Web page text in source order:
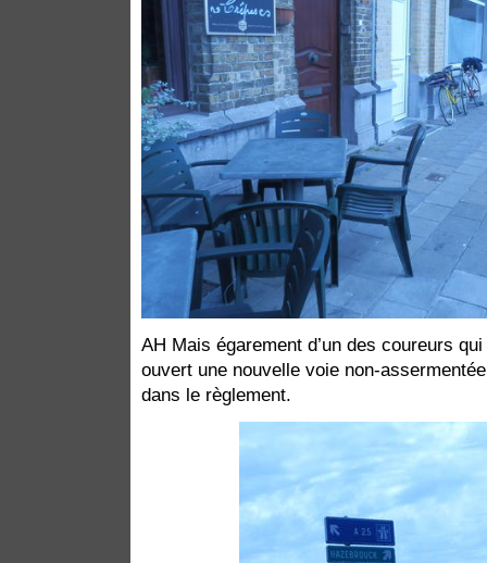
AH Mais égarement d’un des coureurs
ouvert une nouvelle voie non-
dans le règlement.